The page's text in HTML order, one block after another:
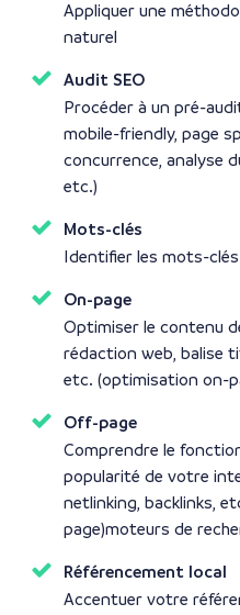
Off-page
Comprendre le
popularité de votre
netlinking, backlinks,
page)moteurs de
Référencement local
Accentuer votre
Appliquer une
naturel
Audit SEO
Procéder à un pré-
mobile-friendly, page
concurrence, analyse
etc.)
Mots-clés
Identifier les mots-
On-page
Optimiser le contenu
rédaction web, balise
etc. (optimisation on-